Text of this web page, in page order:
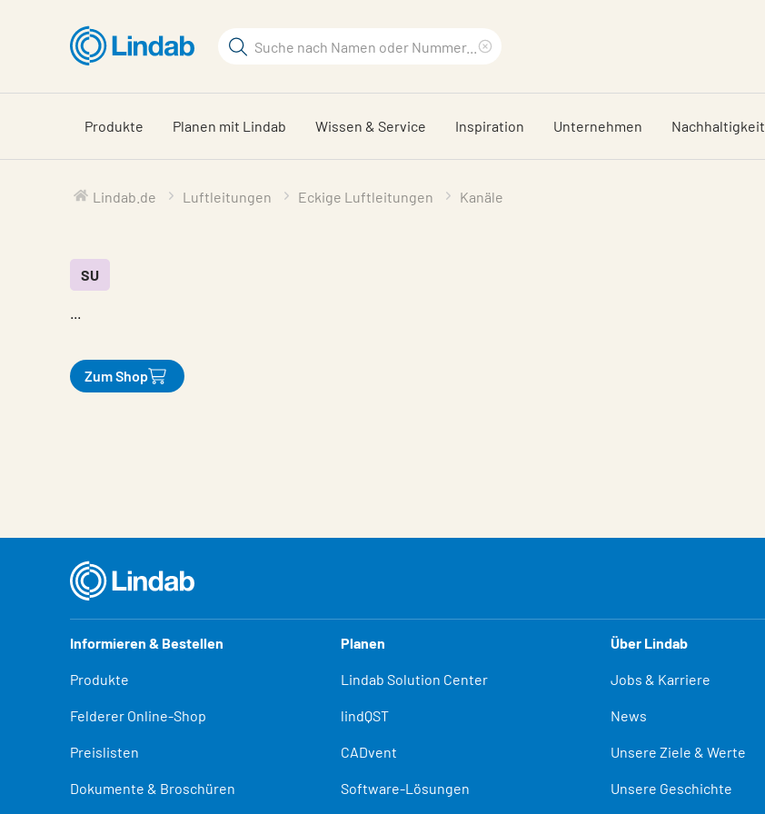
Hauptinhalt
Suchbegriff
durchsuchen
löschen
Produkte Planen mit Lindab Wissen & Service Inspiration Unternehmen Nachhaltigkeit
Lindab.de Luftleitungen Eckige Luftleitungen Kanäle
SU
Zum Shop
Informieren & Bestellen
Produkte
Felderer Online-Shop
Preislisten
Dokumente & Broschüren
Planen
Lindab Solution Center
lindQST
CADvent
Software-Lösungen
Über Lindab
Jobs & Karriere
News
Unsere Ziele & Werte
Unsere Geschichte